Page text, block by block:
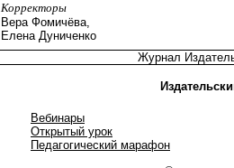
Корректоры
Вера Фомичёва,
Елена Дуниченко
Журнал
Вебинары
Открытый урок
Педагогический марафон